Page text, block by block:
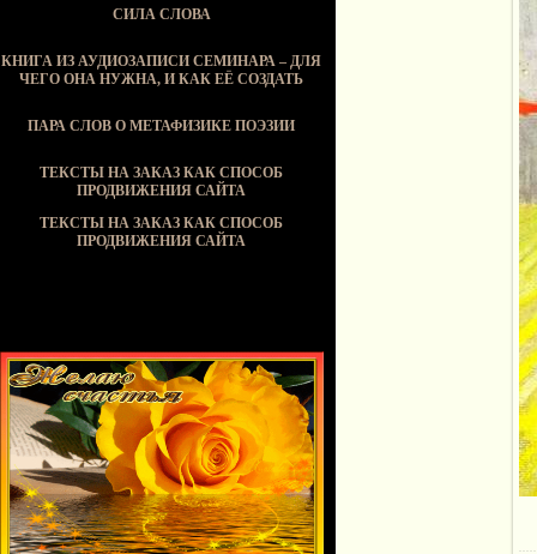
СИЛА СЛОВА
КНИГА ИЗ АУДИОЗАПИСИ СЕМИНАРА – ДЛЯ
ЧЕГО ОНА НУЖНА, И КАК ЕЁ СОЗДАТЬ
ПАРА СЛОВ О МЕТАФИЗИКЕ ПОЭЗИИ
ТЕКСТЫ НА ЗАКАЗ КАК СПОСОБ
ПРОДВИЖЕНИЯ САЙТА
ТЕКСТЫ НА ЗАКАЗ КАК СПОСОБ
ПРОДВИЖЕНИЯ САЙТА